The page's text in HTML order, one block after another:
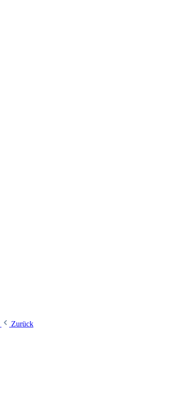
Zurück